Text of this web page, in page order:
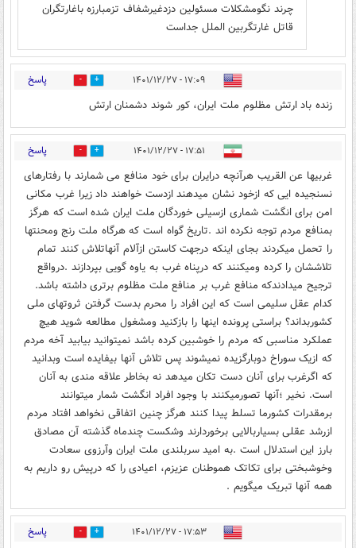
چرند نگومشکلات مسئولین دزدغیرشفاف تزمبارزه باغارتگران
قاتل غارتگربین الملل جداست
۱۷:۰۹ - ۱۴۰۱/۱۲/۲۷ 2 پاسخ
زنده باد ارتش مظلوم ملت ایران، کور شوند دشمنان ارتش
۱۷:۵۱ - ۱۴۰۱/۱۲/۲۷ 3 پاسخ
غربیها عن القریب هرآنچه درایران برای خود منافع می شمارند با رفتارهای
نسنجیده ایی که ازخود نشان میدهند ازدست خواهند داد زیرا غرب مکانی
امن برای انگشت شماری ازسیلی خوردگان ملت ایران شده است که هرگز
بمنافع مردم توجه نکرده اند .تاریخ گواه است که هرگاه ملت رنج ومحنتها
را تحمل میکردند بجای اینکه درجهت کاستن ازآلام آنهاتلاش کنند تمام
تلاششان را کرده ومیکنند که درپناه غرب به یاوه گویی بپردازند .درواقع
ترجیح میدادندکه منافع غرب بر منافع ملت مظلوم برتری داشته باشد.
کدام عقل سلیمی است که این افراد را محرم بدست گرفتن ثروتهای ملی
کشوربداند؟ براستی پرونده اینها را بازکنید ومشغول مطالعه شوید هیچ
عملکرد مناسبی که مردم را خوشبین کرده باشد نمیتوانید بیابید آخه مردم
که ازیک سوراخ دوبارگزیده نمیشوند پس تلاش آنها بیفایده است وبدانید
که اگرغرب برای آنان دست تکان میدهد نه بخاطر علاقه مندی به آنان
است. نخیر ؛آنها تصورمیکنند با وجود افراد انگشت شمار میتوانند
برمقدرات کشورما تسلط پیدا کنند هرگز چنین اتفاقی نخواهد افتاد مردم
ازرشد عقلی بسیاربالایی برخوردارند وشکست چندماه گذشته آن مصادق
بارز این استدلال است .به امید سربلندی ملت ایران وآرزوی سعادت
وخوشبختی برای تکاتک هموطنان عزیزم، اعیادی را که درپیش رو داریم به
همه آنها تبریک میگویم .
۱۷:۵۳ - ۱۴۰۱/۱۲/۲۷ 12 پاسخ